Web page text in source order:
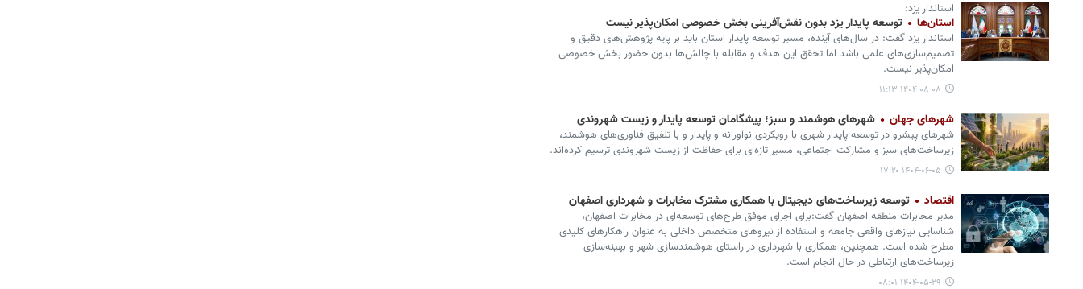
استاندار یزد:
استان‌ها توسعه پایدار یزد بدون نقش‌آفرینی بخش خصوصی امکان‌پذیر نیست
استاندار یزد گفت: در سال‌های آینده، مسیر توسعه پایدار استان باید بر پایه پژوهش‌های دقیق و
تصمیم‌سازی‌های علمی باشد اما تحقق این هدف و مقابله با چالش‌ها بدون حضور بخش خصوصی
امکان‌پذیر نیست.
۱۴۰۴-۰۸-۰۸ ۱۱:۱۳
شهرهای جهان شهرهای هوشمند و سبز؛ پیشگامان توسعه پایدار و زیست شهروندی
شهرهای پیشرو در توسعه پایدار شهری با رویکردی نوآورانه و پایدار و با تلفیق فناوری‌های هوشمند،
زیرساخت‌های سبز و مشارکت اجتماعی، مسیر تازه‌ای برای حفاظت از زیست‌ شهروندی ترسیم کرده‌اند.
۱۴۰۴-۰۶-۰۵ ۱۷:۲۰
اقتصاد توسعه زیرساخت‌های دیجیتال با همکاری مشترک مخابرات و شهرداری اصفهان
مدیر مخابرات منطقه اصفهان گفت:برای اجرای موفق طرح‌های توسعه‌ای در مخابرات اصفهان،
شناسایی نیازهای واقعی جامعه و استفاده از نیروهای متخصص داخلی به عنوان راهکارهای کلیدی
مطرح شده است. همچنین، همکاری با شهرداری در راستای هوشمندسازی شهر و بهینه‌سازی
زیرساخت‌های ارتباطی در حال انجام است.
۱۴۰۴-۰۵-۲۹ ۰۸:۰۱